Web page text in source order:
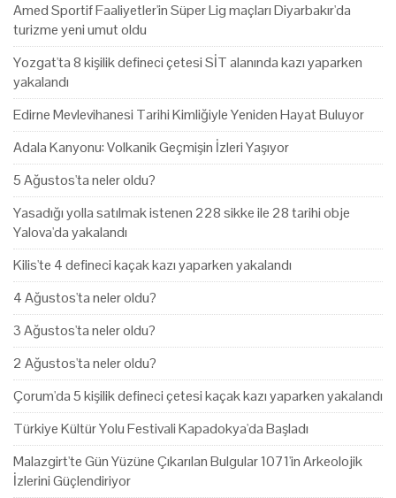
Amed Sportif Faaliyetler'in Süper Lig maçları Diyarbakır'da
turizme yeni umut oldu
Yozgat'ta 8 kişilik defineci çetesi SİT alanında kazı yaparken
yakalandı
Edirne Mevlevihanesi Tarihi Kimliğiyle Yeniden Hayat Buluyor
Adala Kanyonu: Volkanik Geçmişin İzleri Yaşıyor
5 Ağustos'ta neler oldu?
Yasadığı yolla satılmak istenen 228 sikke ile 28 tarihi obje
Yalova'da yakalandı
Kilis'te 4 defineci kaçak kazı yaparken yakalandı
4 Ağustos'ta neler oldu?
3 Ağustos'ta neler oldu?
2 Ağustos'ta neler oldu?
Çorum'da 5 kişilik defineci çetesi kaçak kazı yaparken yakalandı
Türkiye Kültür Yolu Festivali Kapadokya'da Başladı
Malazgirt'te Gün Yüzüne Çıkarılan Bulgular 1071'in Arkeolojik
İzlerini Güçlendiriyor